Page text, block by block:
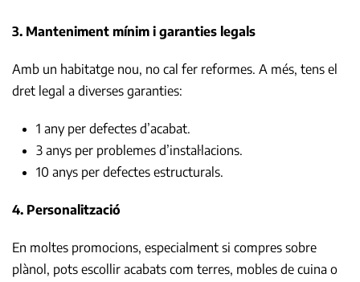
3. Manteniment mínim i garanties legals
Amb un habitatge nou, no cal fer reformes. A més, tens el
dret legal a diverses garanties:
1 any per defectes d’acabat.
3 anys per problemes d’instal·lacions.
10 anys per defectes estructurals.
4. Personalització
En moltes promocions, especialment si compres sobre
plànol, pots escollir acabats com terres, mobles de cuina o